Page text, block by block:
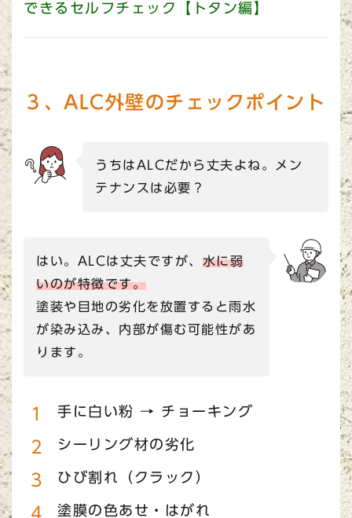
できるセルフチェック【トタン編】
３、ALC外壁のチェックポイント
うちはALCだから丈夫よね。メン
テナンスは必要？
はい。ALCは丈夫ですが、 水に弱
いのが特徴です。
塗装や目地の劣化を放置すると雨水
が染み込み、内部が傷む可能性があ
ります。
手に白い粉 → チョーキング
シーリング材の劣化
ひび割れ（クラック）
塗膜の色あせ・はがれ